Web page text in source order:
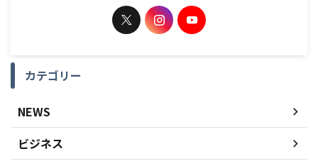
カテゴリー
NEWS
ビジネス